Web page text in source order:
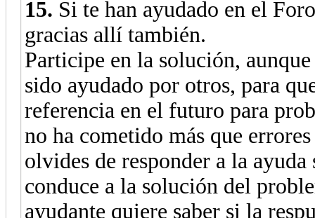
15. Si te han ayudado en el
gracias allí también.
Participe en la solución,
sido ayudado por otros, para
referencia en el futuro para
no ha cometido más que
olvides de responder a la
conduce a la solución del
ayudante quiere saber si la